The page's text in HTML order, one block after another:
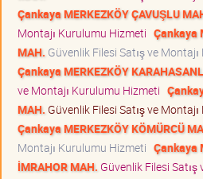
Çankaya MERKEZKÖY ÇAVUŞLU
Montajı Kurulumu Hizmeti Çankaya
MAH. Güvenlik Filesi Satış ve
Çankaya MERKEZKÖY
ve Montajı Kurulumu Hizmeti
MAH. Güvenlik Filesi Satış ve
Çankaya MERKEZKÖY KÖMÜRCÜ
Montajı Kurulumu Hizmeti Çankaya
İMRAHOR MAH. Güvenlik Filesi